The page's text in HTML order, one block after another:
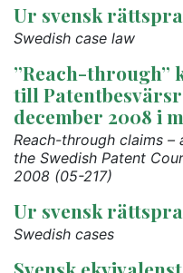
Ur svensk
Swedish case law
”Reach-through”
till
december 2008 i
Reach-through claims
the Swedish Patent
2008 (05-217)
Ur svensk
Swedish cases